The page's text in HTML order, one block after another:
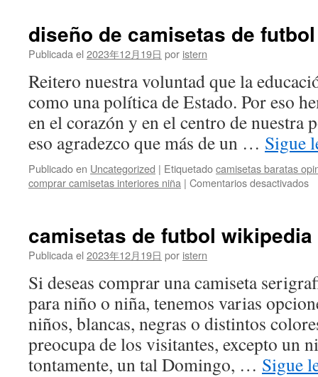
diseño de camisetas de
Publicada el 2023年12月19日 por istern
Reitero nuestra voluntad que la
como una política de Estado. Por eso
en el corazón y en el centro de nuestra
eso agradezco que más de un … Sigue
Publicado en Uncategorized | Etiquetadocamisetas baratas
comprar camisetas interiores niña | Comentarios desactivados
camisetas de futbol wikipedia
Publicada el 2023年12月19日 por istern
Si deseas comprar una camiseta
para niño o niña, tenemos varias
niños, blancas, negras o distintos
preocupa de los visitantes, excepto un
tontamente, un tal Domingo, … Sigue